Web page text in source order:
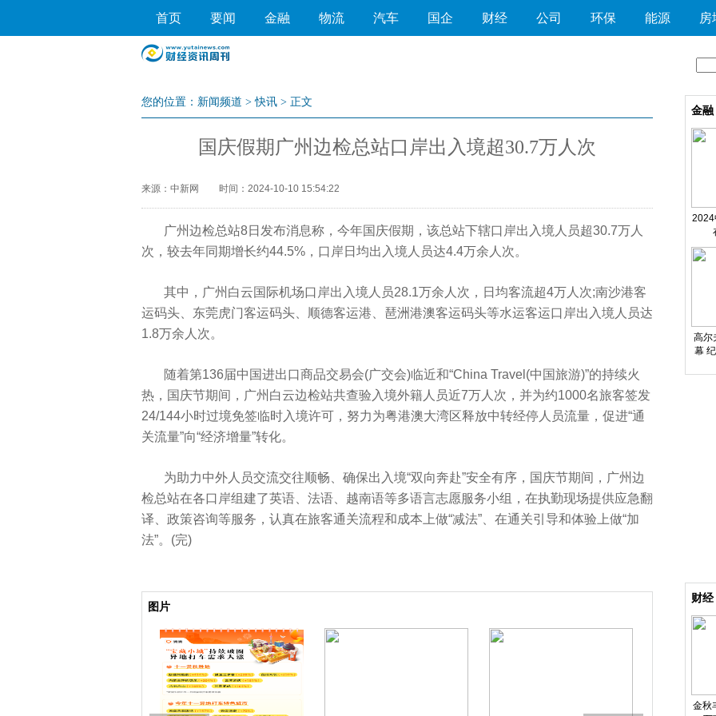
首页 要闻 金融 物流 汽车 国企 财经 公司 环保 能源 房
您的位置： 新闻频道 >快讯 > 正文
国庆假期广州边检总站口岸出入境超30.7万人次
来源：中新网 时间：2024-10-10 15:54:22
广州边检总站8日发布消息称，今年国庆假期，该总站下辖口岸出入境人员超30.7万人
次，较去年同期增长约44.5%，口岸日均出入境人员达4.4万余人次。
其中，广州白云国际机场口岸出入境人员28.1万余人次，日均客流超4万人次;南沙港客
运码头、东莞虎门客运码头、顺德客运港、琶洲港澳客运码头等水运客运口岸出入境人员达
1.8万余人次。
随着第136届中国进出口商品交易会(广交会)临近和“China Travel(中国旅游)”的持续火
热，国庆节期间，广州白云边检站共查验入境外籍人员近7万人次，并为约1000名旅客签发
24/144小时过境免签临时入境许可，努力为粤港澳大湾区释放中转经停人员流量，促进“通
关流量”向“经济增量”转化。
为助力中外人员交流交往顺畅、确保出入境“双向奔赴”安全有序，国庆节期间，广州边
检总站在各口岸组建了英语、法语、越南语等多语言志愿服务小组，在执勤现场提供应急翻
译、政策咨询等服务，认真在旅客通关流程和成本上做“减法”、在通关引导和体验上做“加
法”。(完)
图片
金融
2024
高尔
幕
财经
金秋